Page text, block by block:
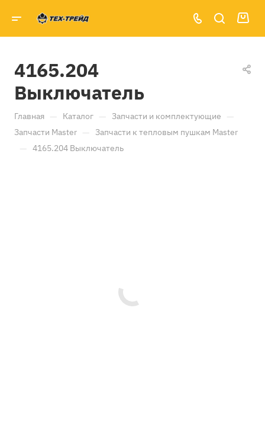
4165.204
Выключатель
Главная — Каталог — Запчасти и комплектующие —
Запчасти Master — Запчасти к тепловым пушкам Master
— 4165.204 Выключатель